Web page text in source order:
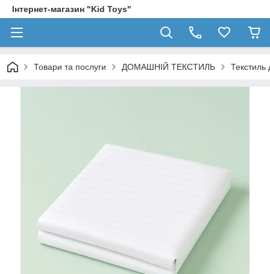
Інтернет-магазин "Kid Toys"
Товари та послуги ДОМАШНІЙ ТЕКСТИЛЬ Текстиль